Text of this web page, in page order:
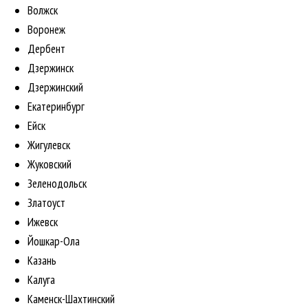
Волжск
Воронеж
Дербент
Дзержинск
Дзержинский
Екатеринбург
Ейск
Жигулевск
Жуковский
Зеленодольск
Златоуст
Ижевск
Йошкар-Ола
Казань
Калуга
Каменск-Шахтинский